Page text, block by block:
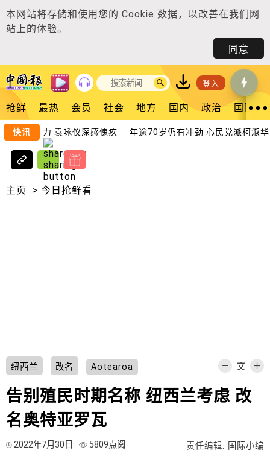
本网站将存储和使用您的 Cookie 数据，以改善在我们网
站上的体验。
同意
登入
抢鲜 最热 会员 社会 地方 国内 政治 国际
快讯
代”压力 袁咏仪深感愧疚 年逾70岁仍有冲劲 心民党派柯淑华
主页 > 今日抢鲜看
纽西兰 改名 Aotearoa
告别殖民时期名称 纽西兰考虑 改
名奥特亚罗瓦
2022年7月30日 5809点阅 责任编辑: 国际小编